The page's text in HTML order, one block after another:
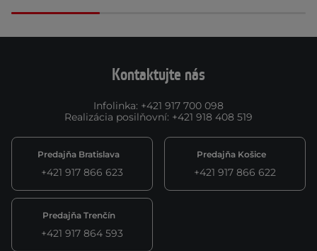
Kontaktujte nás
Infolinka: +421 917 700 098
Realizácia posilňovní: +421 918 408 519
Predajňa Bratislava
+421 917 866 623
Predajňa Košice
+421 917 866 622
Predajňa Trenčín
+421 917 864 593